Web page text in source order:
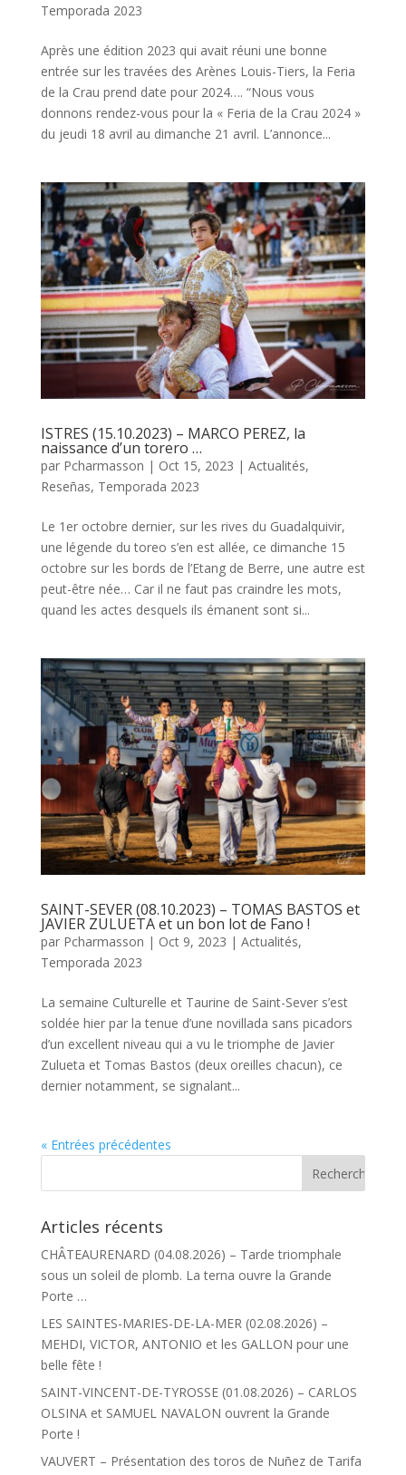
Temporada 2023
Après une édition 2023 qui avait réuni une bonne
entrée sur les travées des Arènes Louis-Tiers, la Feria
de la Crau prend date pour 2024…. “Nous vous
donnons rendez-vous pour la « Feria de la Crau 2024 »
du jeudi 18 avril au dimanche 21 avril. L’annonce...
ISTRES (15.10.2023) – MARCO PEREZ, la
naissance d’un torero …
par Pcharmasson | Oct 15, 2023 | Actualités,
Reseñas, Temporada 2023
Le 1er octobre dernier, sur les rives du Guadalquivir,
une légende du toreo s’en est allée, ce dimanche 15
octobre sur les bords de l’Etang de Berre, une autre est
peut-être née… Car il ne faut pas craindre les mots,
quand les actes desquels ils émanent sont si...
SAINT-SEVER (08.10.2023) – TOMAS BASTOS et
JAVIER ZULUETA et un bon lot de Fano !
par Pcharmasson | Oct 9, 2023 | Actualités,
Temporada 2023
La semaine Culturelle et Taurine de Saint-Sever s’est
soldée hier par la tenue d’une novillada sans picadors
d’un excellent niveau qui a vu le triomphe de Javier
Zulueta et Tomas Bastos (deux oreilles chacun), ce
dernier notamment, se signalant...
« Entrées précédentes
Articles récents
CHÂTEAURENARD (04.08.2026) – Tarde triomphale
sous un soleil de plomb. La terna ouvre la Grande
Porte …
LES SAINTES-MARIES-DE-LA-MER (02.08.2026) –
MEHDI, VICTOR, ANTONIO et les GALLON pour une
belle fête !
SAINT-VINCENT-DE-TYROSSE (01.08.2026) – CARLOS
OLSINA et SAMUEL NAVALON ouvrent la Grande
Porte !
VAUVERT – Présentation des toros de Nuñez de Tarifa